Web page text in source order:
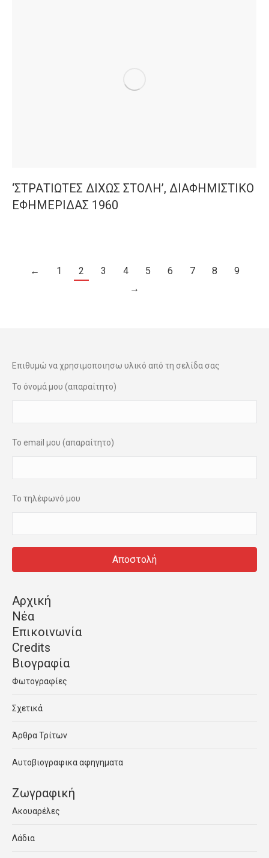
‘ΣΤΡΑΤΙΩΤΕΣ ΔΙΧΩΣ ΣΤΟΛΗ’, ΔΙΑΦΗΜΙΣΤΙΚΟ
ΕΦΗΜΕΡΙΔΑΣ 1960
← 1 2 3 4 5 6 7 8
9
→
Επιθυμώ να χρησιμοποιησω υλικό από τη σελίδα σας
Το όνομά μου (απαραίτητο)
Το email μου (απαραίτητο)
Το τηλέφωνό μου
Αρχική
Νέα
Επικοινωνία
Credits
Βιογραφία
Φωτογραφίες
Σχετικά
Άρθρα Τρίτων
Αυτοβιογραφικα αφηγηματα
Ζωγραφική
Ακουαρέλες
Λάδια